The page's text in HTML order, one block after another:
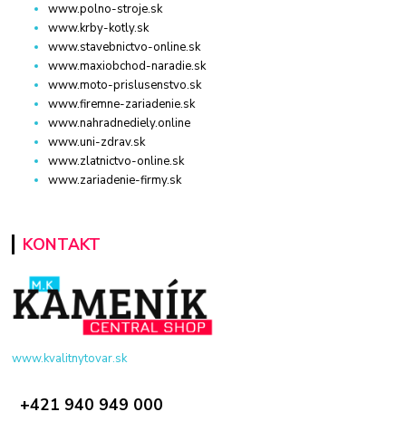
www.polno-stroje.sk
www.krby-kotly.sk
www.stavebnictvo-online.sk
www.maxiobchod-naradie.sk
www.moto-prislusenstvo.sk
www.firemne-zariadenie.sk
www.nahradnediely.online
www.uni-zdrav.sk
www.zlatnictvo-online.sk
www.zariadenie-firmy.sk
KONTAKT
www.kvalitnytovar.sk
+421 940 949 000